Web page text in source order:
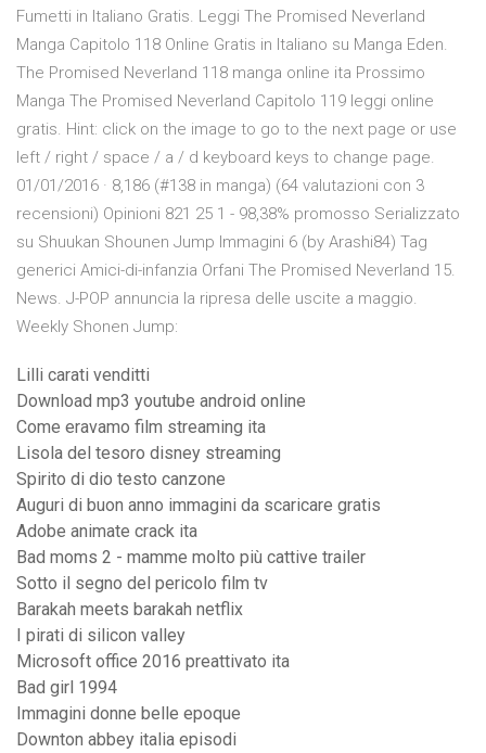
Fumetti in Italiano Gratis. Leggi The Promised Neverland
Manga Capitolo 118 Online Gratis in Italiano su Manga Eden.
The Promised Neverland 118 manga online ita Prossimo
Manga The Promised Neverland Capitolo 119 leggi online
gratis. Hint: click on the image to go to the next page or use
left / right / space / a / d keyboard keys to change page.
01/01/2016 · 8,186 (#138 in manga) (64 valutazioni con 3
recensioni) Opinioni 821 25 1 - 98,38% promosso Serializzato
su Shuukan Shounen Jump Immagini 6 (by Arashi84) Tag
generici Amici-di-infanzia Orfani The Promised Neverland 15.
News. J-POP annuncia la ripresa delle uscite a maggio.
Weekly Shonen Jump:
Lilli carati venditti
Download mp3 youtube android online
Come eravamo film streaming ita
Lisola del tesoro disney streaming
Spirito di dio testo canzone
Auguri di buon anno immagini da scaricare gratis
Adobe animate crack ita
Bad moms 2 - mamme molto più cattive trailer
Sotto il segno del pericolo film tv
Barakah meets barakah netflix
I pirati di silicon valley
Microsoft office 2016 preattivato ita
Bad girl 1994
Immagini donne belle epoque
Downton abbey italia episodi